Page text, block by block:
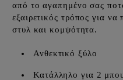
από το αγαπημένο σας
εξαιρετικός τρόπος για
στυλ και κομψότητα.
Ανθεκτικό ξύλο
Κατάλληλο για 2